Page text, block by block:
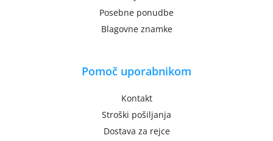
Posebne ponudbe
Blagovne znamke
Pomoč uporabnikom
Kontakt
Stroški pošiljanja
Dostava za rejce